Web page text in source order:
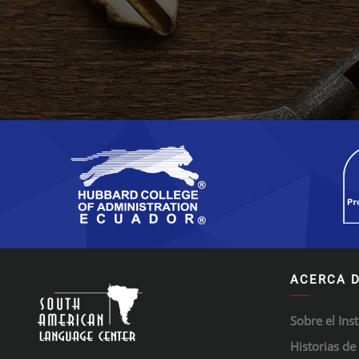
ACERCA
Sobre el
Historias de